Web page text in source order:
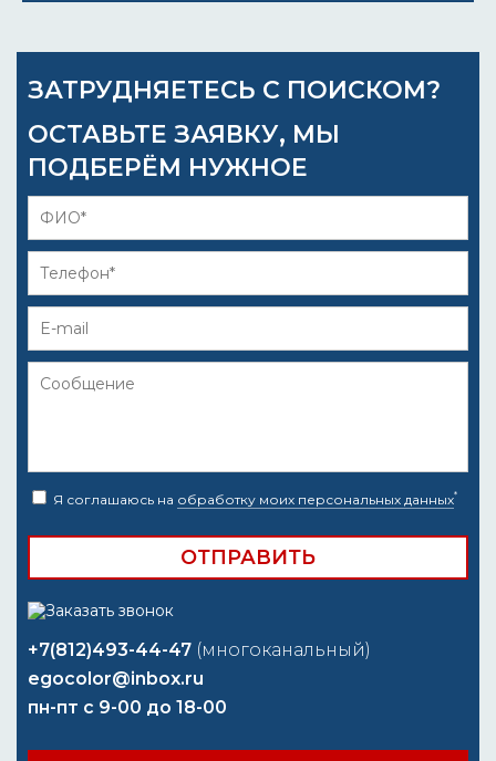
ЗАТРУДНЯЕТЕСЬ С ПОИСКОМ?
ОСТАВЬТЕ ЗАЯВКУ, МЫ
ПОДБЕРЁМ НУЖНОЕ
Я соглашаюсь на обработку моих персональных данных*
+7(812)493-44-47 (многоканальный)
egocolor@inbox.ru
пн-пт с 9-00 до 18-00